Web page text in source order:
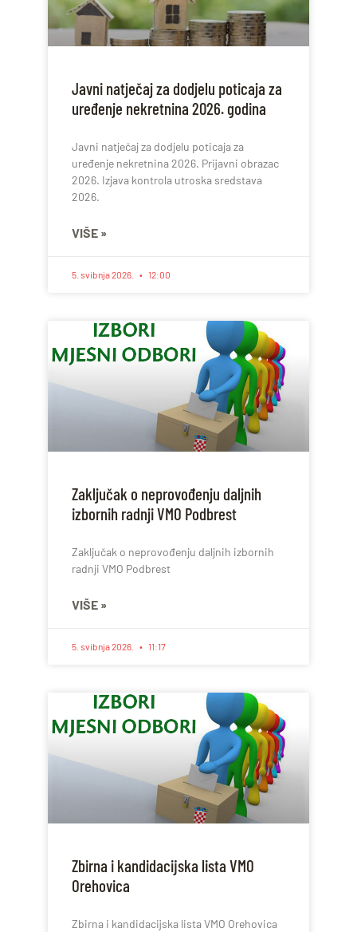
Javni natječaj za dodjelu poticaja za
uređenje nekretnina 2026. godina
Javni natječaj za dodjelu poticaja za
uređenje nekretnina 2026. Prijavni obrazac
2026. Izjava kontrola utroska sredstava
2026.
VIŠE »
5. svibnja 2026. 12:00
Zaključak o neprovođenju daljnih
izbornih radnji VMO Podbrest
Zaključak o neprovođenju daljnih izbornih
radnji VMO Podbrest
VIŠE »
5. svibnja 2026. 11:17
Zbirna i kandidacijska lista VMO
Orehovica
Zbirna i kandidacijska lista VMO Orehovica